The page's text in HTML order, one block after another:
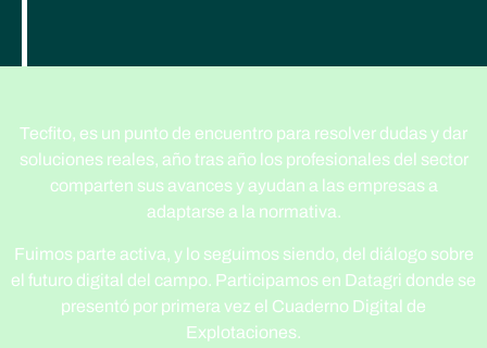
Tecfito, es un punto de encuentro para resolver dudas y dar
soluciones reales, año tras año los profesionales del sector
comparten sus avances y ayudan a las empresas a
adaptarse a la normativa.
Fuimos parte activa, y lo seguimos siendo, del diálogo sobre
el futuro digital del campo. Participamos en Datagri donde se
presentó por primera vez el Cuaderno Digital de
Explotaciones.